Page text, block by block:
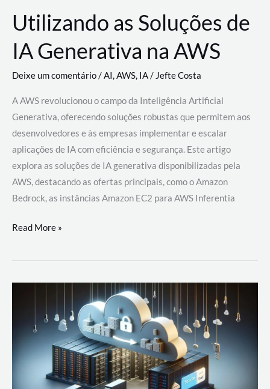
Utilizando as Soluções de
IA Generativa na AWS
Deixe um comentário/AI,AWS, IA/Jefte Costa
A AWS revolucionou o campo da Inteligência Artificial
Generativa, oferecendo soluções robustas que permitem aos
desenvolvedores e às empresas implementar e escalar
aplicações de IA com eficiência e segurança. Este artigo
explora as soluções de IA generativa disponibilizadas pela
AWS, destacando as ofertas principais, como o Amazon
Bedrock, as instâncias Amazon EC2 para AWS Inferentia
Utilizando
Soluções
AWS
Read More »